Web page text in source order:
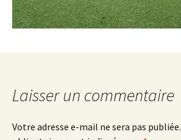
Laisser un commentaire
Votre adresse e-mail ne sera pas publiée.